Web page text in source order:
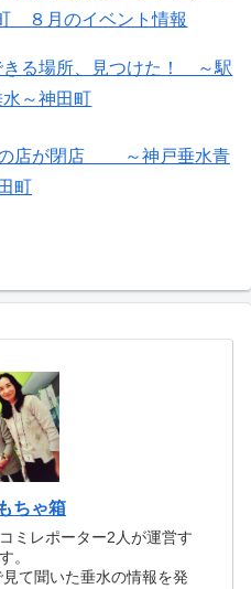
８月のイベント情報
きる場所、見つけた！ ～駅
～神田町
の店が閉店 ～神戸垂水青
町
ちゃ箱
ミレポーター2人が運営す
。
て聞いた垂水の情報を発